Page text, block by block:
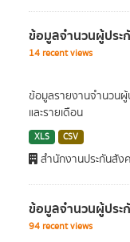
ข้อมูลจำนวนผู้ประ
14 recent views
ข้อมูลรายงานจำนวน
และรายเดือน
XLS CSV
สำนักงานประกันสัง
ข้อมูลจำนวนผู้ประ
94 recent views